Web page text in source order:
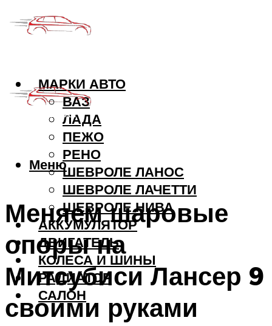
МАРКИ АВТО
ВАЗ
ЛАДА
ПЕЖО
РЕНО
ШЕВРОЛЕ ЛАНОС
ШЕВРОЛЕ ЛАЧЕТТИ
ШЕВРОЛЕ НИВА
АККУМУЛЯТОР
ДВИГАТЕЛЬ
КОЛЕСА И ШИНЫ
РАДИАТОР
САЛОН
Меню
Меняем шаровые
опоры на
Митсубиси Лансер 9
своими руками